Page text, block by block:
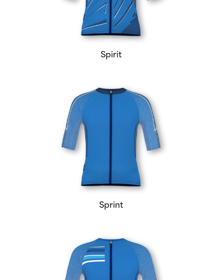
Spirit
Sprint